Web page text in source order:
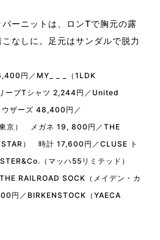
ーニットは、ロンTで胸元の露
なしに。足元はサンダルで脱力
円／MY_ _ _（1LDK
ブTシャツ 2,244円／United
ザーズ 48,400円／
京） メガネ 19, 800円／THE
） 時計 17,600円／CLUSE ト
（マッハ55リミテッド）
RAILROAD SOCK（メイデン・カ
円／BIRKENSTOCK（YAECA